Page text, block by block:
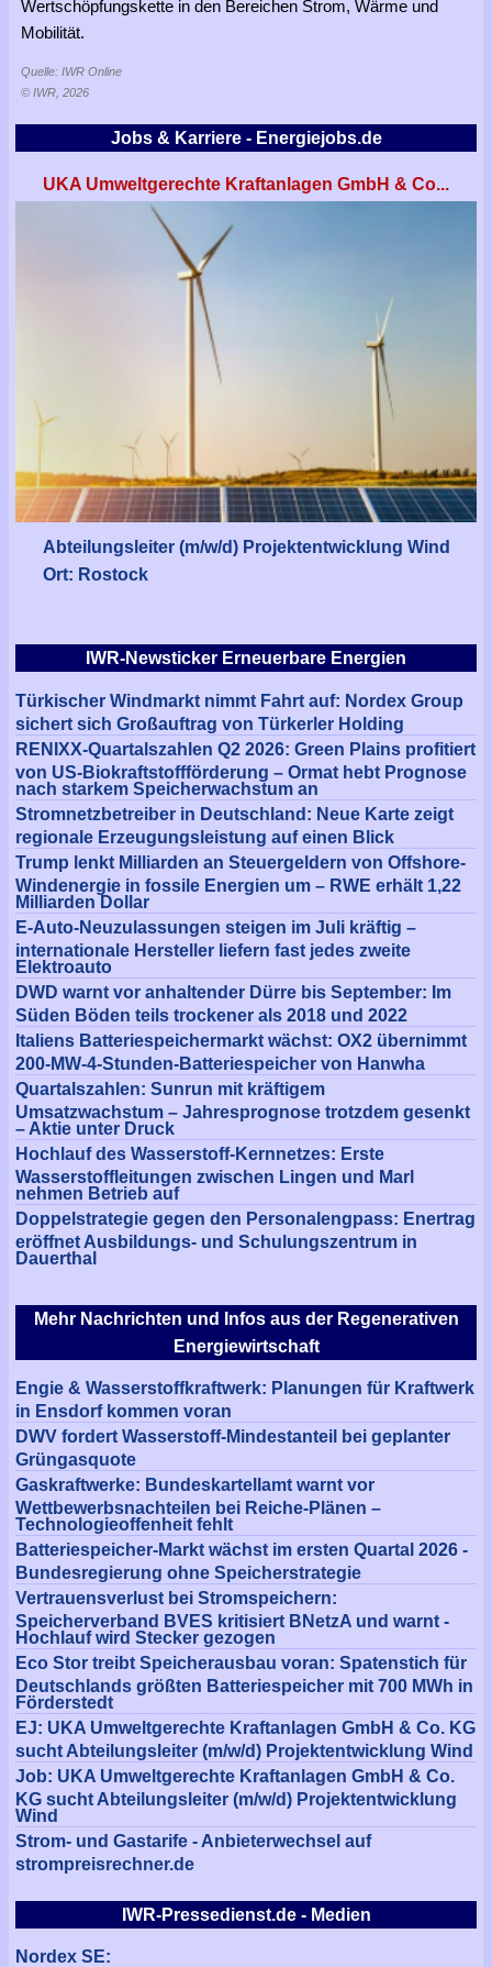
Wertschöpfungskette in den Bereichen Strom, Wärme und
Mobilität.
Quelle: IWR Online
© IWR, 2026
Mehr Nachrichten und Infos aus der Regenerativen
Energiewirtschaft
Engie & Wasserstoffkraftwerk: Planungen für Kraftwerk
in Ensdorf kommen voran
DWV fordert Wasserstoff-Mindestanteil bei geplanter
Grüngasquote
Gaskraftwerke: Bundeskartellamt warnt vor
Wettbewerbsnachteilen bei Reiche-Plänen –
Technologieoffenheit fehlt
Batteriespeicher-Markt wächst im ersten Quartal 2026 -
Bundesregierung ohne Speicherstrategie
Vertrauensverlust bei Stromspeichern:
Speicherverband BVES kritisiert BNetzA und warnt -
Hochlauf wird Stecker gezogen
Eco Stor treibt Speicherausbau voran: Spatenstich für
Deutschlands größten Batteriespeicher mit 700 MWh in
Förderstedt
EJ: UKA Umweltgerechte Kraftanlagen GmbH & Co. KG
sucht Abteilungsleiter (m/w/d) Projektentwicklung Wind
Job: UKA Umweltgerechte Kraftanlagen GmbH & Co.
KG sucht Abteilungsleiter (m/w/d) Projektentwicklung
Wind
Strom- und Gastarife - Anbieterwechsel auf
strompreisrechner.de
Jobs & Karriere - Energiejobs.de
UKA Umweltgerechte Kraftanlagen GmbH & Co...
Abteilungsleiter (m/w/d) Projektentwicklung Wind
Ort: Rostock
IWR-Pressedienst.de - Medien
Nordex SE:
IWR-Newsticker Erneuerbare Energien
Türkischer Windmarkt nimmt Fahrt auf: Nordex Group
sichert sich Großauftrag von Türkerler Holding
RENIXX-Quartalszahlen Q2 2026: Green Plains profitiert
von US-Biokraftstoffförderung – Ormat hebt Prognose
nach starkem Speicherwachstum an
Stromnetzbetreiber in Deutschland: Neue Karte zeigt
regionale Erzeugungsleistung auf einen Blick
Trump lenkt Milliarden an Steuergeldern von Offshore-
Windenergie in fossile Energien um – RWE erhält 1,22
Milliarden Dollar
E-Auto-Neuzulassungen steigen im Juli kräftig –
internationale Hersteller liefern fast jedes zweite
Elektroauto
DWD warnt vor anhaltender Dürre bis September: Im
Süden Böden teils trockener als 2018 und 2022
Italiens Batteriespeichermarkt wächst: OX2 übernimmt
200-MW-4-Stunden-Batteriespeicher von Hanwha
Quartalszahlen: Sunrun mit kräftigem
Umsatzwachstum – Jahresprognose trotzdem gesenkt
– Aktie unter Druck
Hochlauf des Wasserstoff-Kernnetzes: Erste
Wasserstoffleitungen zwischen Lingen und Marl
nehmen Betrieb auf
Doppelstrategie gegen den Personalengpass: Enertrag
eröffnet Ausbildungs- und Schulungszentrum in
Dauerthal